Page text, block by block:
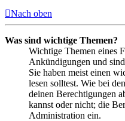
Nach oben
Was sind wichtige Themen?
Wichtige Themen eines
Ankündigungen und
Sie haben meist einen
lesen solltest. Wie bei
deinen Berechtigungen
kannst oder nicht; die
Administration ein.